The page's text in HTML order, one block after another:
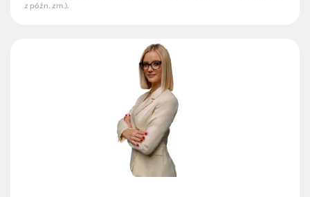
z późn. zm.).